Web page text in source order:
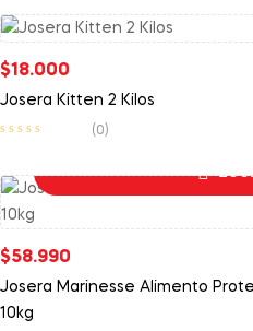
$18.000
Josera Kitten 2 Kilos
(0)
$58.990
Josera Marinesse Alimento
10kg